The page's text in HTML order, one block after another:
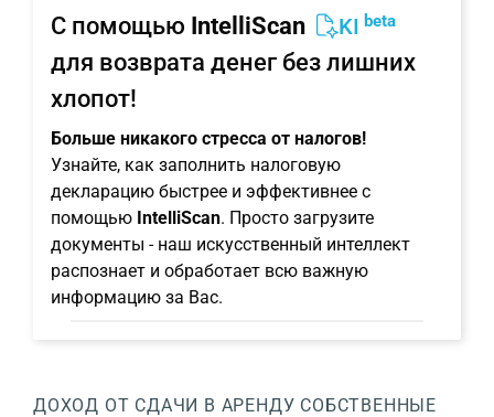
С помощью IntelliScan KI beta
для возврата денег без лишних
хлопот!
Больше никакого стресса от налогов!
Узнайте, как заполнить налоговую
декларацию быстрее и эффективнее с
помощью IntelliScan. Просто загрузите
документы - наш искусственный интеллект
распознает и обработает всю важную
информацию за Вас.
ДОХОД ОТ СДАЧИ В АРЕНДУ СОБСТВЕННЫЕ